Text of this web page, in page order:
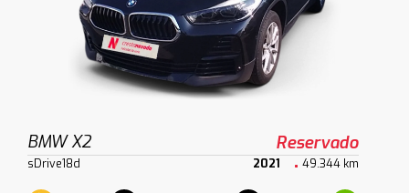
BMW X2 Reservado
sDrive18d 2021 49.344 km